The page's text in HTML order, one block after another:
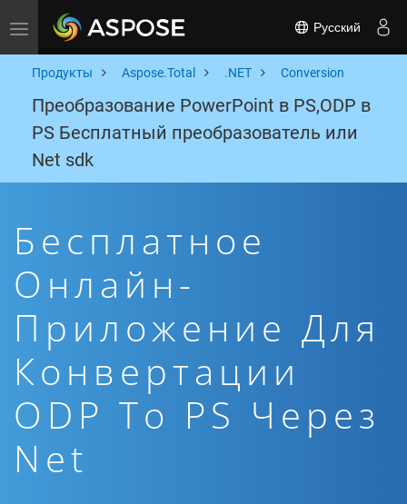
Toggle navigation Русский
Продукты Aspose.Total .NET Conversion
Преобразование PowerPoint в PS,ODP в
PS Бесплатный преобразователь или
Net sdk
Бесплатное
Онлайн-
Приложение Для
Конвертации
ODP To PS Через
Net